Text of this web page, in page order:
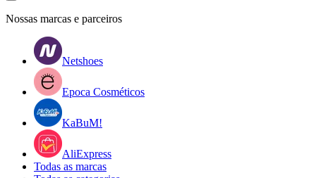
Nossas marcas e parceiros
Netshoes
Epoca Cosméticos
KaBuM!
AliExpress
Todas as marcas